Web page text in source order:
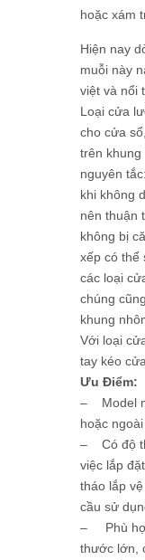
hoặc xám
Hiện nay
muỗi này
việt và nổi
Loại cửa
cho cửa
trên
nguyên
khi không
nên thuận
không bị
xếp có thể
các loại
chúng
khung
Với loại
tay kéo
Ưu Điểm:
– Model
hoặc
– Có độ
việc lắp
tháo lắp
cầu sử
– Phù
thước lớn,